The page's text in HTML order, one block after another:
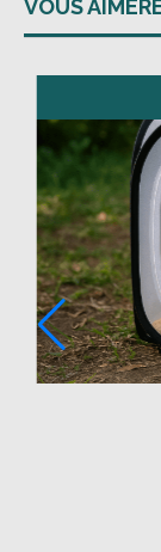
VOUS